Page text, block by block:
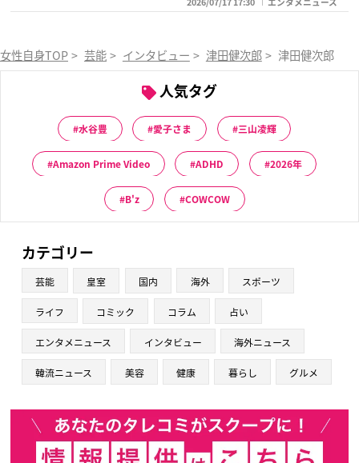
女性自身TOP > 芸能 > インタビュー > 津田健次郎 > 津田健次郎 意
人気タグ
水谷豊 愛子さま 三山凌輝
Amazon Prime Video ADHD 2026年
B'z COWCOW
カテゴリー
芸能 皇室 国内 海外 スポーツ
ライフ コミック コラム 占い
エンタメニュース インタビュー 海外ニュース
韓流ニュース 美容 健康 暮らし グルメ